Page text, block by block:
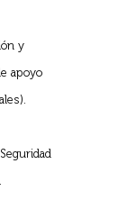
y
apoyo